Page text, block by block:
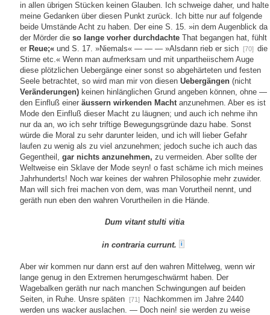
in allen übrigen Stücken keinen Glauben. Ich schweige daher, und halte
meine Gedanken über diesen Punkt zurück. Ich bitte nur auf folgende
beide Umstände Acht zu haben. Der eine S. 15. »in dem Augenblick da
der Mörder die so lange vorher durchdachte That begangen hat, fühlt
er Reue;« und S. 17. »Niemals« — — — »Alsdann rieb er sich [70] die
Stirne etc.« Wenn man aufmerksam und mit unpartheiischem Auge
diese plötzlichen Uebergänge einer sonst so abgehärteten und festen
Seele betrachtet, so wird man mir von diesen Uebergängen (nicht
Veränderungen) keinen hinlänglichen Grund angeben können, ohne —
den Einfluß einer äussern wirkenden Machtanzunehmen. Aber es ist
Mode den Einfluß dieser Macht zu läugnen; und auch ich nehme ihn
nur da an, wo ich sehr triftige Bewegungsgründe dazu habe. Sonst
würde die Moral zu sehr darunter leiden, und ich will lieber Gefahr
laufen zu wenig als zu viel anzunehmen; jedoch suche ich auch das
Gegentheil, gar nichts anzunehmen, zu vermeiden. Aber sollte der
Weltweise ein Sklave der Mode seyn! o fast schäme ich mich meines
Jahrhunderts! Noch war keines der wahren Philosophie mehr zuwider.
Man will sich frei machen von dem, was man Vorurtheil nennt, und
geräth nun eben den wahren Vorurtheilen in die Hände.
Dum vitant stulti vitia
in contraria currunt. i
Aber wir kommen nur dann erst auf den wahren Mittelweg, wenn wir
lange genug in den Extremen herumgeschwärmt haben. Der
Wagebalken geräth nur nach manchen Schwingungen auf beiden
Seiten, in Ruhe. Unsre späten
[71]
Nachkommen im Jahre 2440
werden uns wacker auslachen. — Doch nein! sie werden zu weise